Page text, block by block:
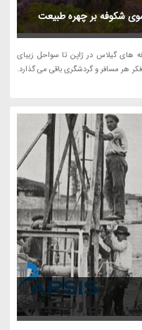
شکوفه بر چهره طبیعت
های گیلاس در ژاپن تا سواحل زیبای
فکر هر مسافر و گردشگری باقی می گذارد.